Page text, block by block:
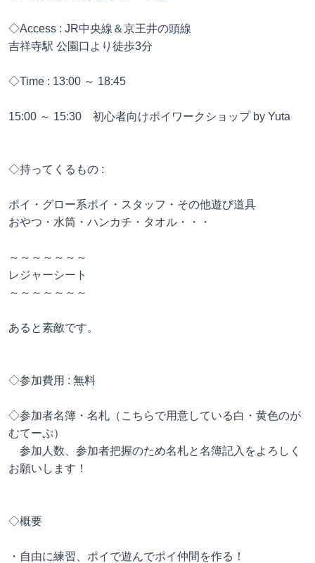
◇Access : JR中央線＆京王井の頭線
吉祥寺駅 公園口より徒歩3分
◇Time : 13:00 ～ 18:45
15:00 ～ 15:30 初心者向けポイワークショップ by Yuta
◇持ってくるもの :
ポイ・グロー系ポイ・スタッフ・その他遊び道具
おやつ・水筒・ハンカチ・タオル・・・
～～～～～～～
レジャーシート
～～～～～～～
あると素敵です。
◇参加費用 : 無料
◇参加者名簿・名札（こちらで用意している白・黄色のが
むてーぷ）
参加人数、参加者把握のため名札と名簿記入をよろしく
お願いします！
◇概要
・自由に練習、ポイで遊んでポイ仲間を作る！